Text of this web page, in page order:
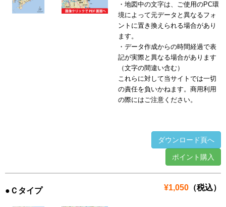
・地図中の文字は、ご使用のPC環
境によって元データと異なるフォ
ントに置き換えられる場合があり
ます。
・データ作成からの時間経過で表
記が実際と異なる場合があります
（文字の間違い含む）
これらに対して当サイトでは一切
の責任を負いかねます。商用利用
の際にはご注意ください。
ダウンロード頁へ
ポイント購入
¥1,050 （税込）
●Ｃタイプ